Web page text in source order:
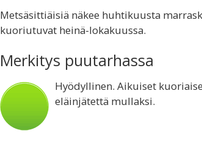
Metsäsittiäisiä näkee huhtikuusta
kuoriutuvat heinä-lokakuussa.
Merkitys puutarhassa
Hyödyllinen. Aikuiset
eläinjätettä mullaksi.